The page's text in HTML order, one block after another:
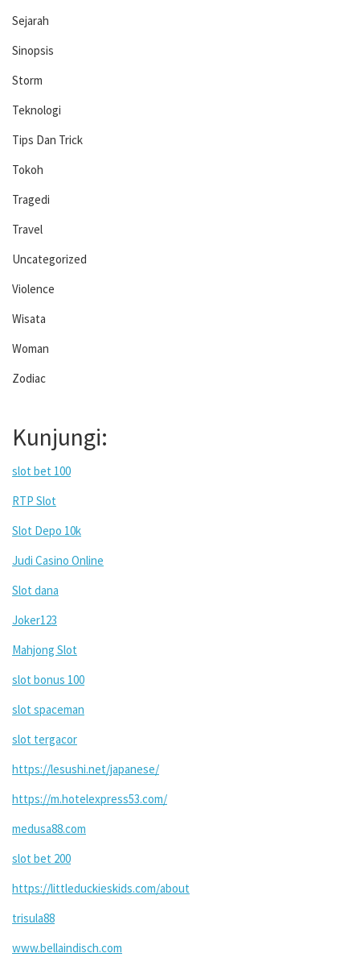
Sejarah
Sinopsis
Storm
Teknologi
Tips Dan Trick
Tokoh
Tragedi
Travel
Uncategorized
Violence
Wisata
Woman
Zodiac
Kunjungi:
slot bet 100
RTP Slot
Slot Depo 10k
Judi Casino Online
Slot dana
Joker123
Mahjong Slot
slot bonus 100
slot spaceman
slot tergacor
https://lesushi.net/japanese/
https://m.hotelexpress53.com/
medusa88.com
slot bet 200
https://littleduckieskids.com/about
trisula88
www.bellaindisch.com